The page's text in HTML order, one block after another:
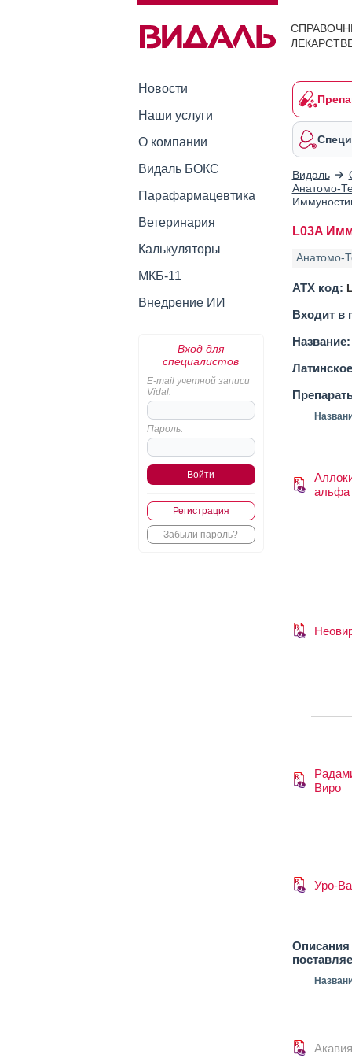
Новости
Наши услуги
О компании
Видаль БОКС
Парафармацевтика
Ветеринария
Калькуляторы
МКБ-11
Внедрение ИИ
Вход для
специалистов
E-mail учетной записи
Vidal:
Пароль:
Регистрация
Забыли пароль?
Видаль
Анатомо-
L03A
Анатомо-
АТХ код:
Входит в
Название:
альфа
Виро
Уро-
Описания
Акавия